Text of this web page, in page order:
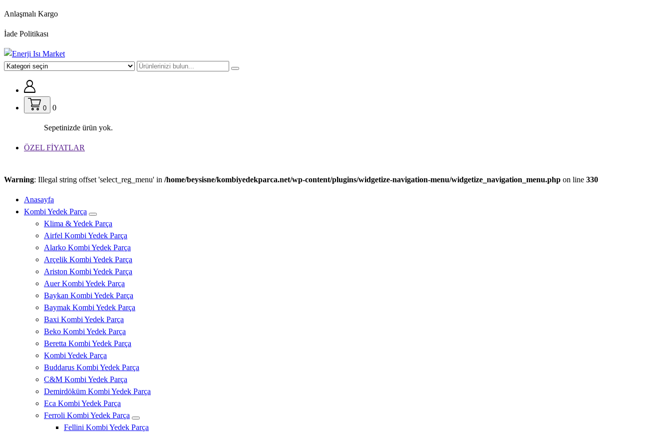
İçeriğe
Anlaşmalı Kargo
İade Politikası
0 0
Sepetinizde ürün yok.
ÖZEL FİYATLAR
Warning: Illegal string offset 'select_reg_menu' in /home/beysisne/kombiyedekparca.net/wp-content/plugins/widgetize-navigation-menu/widgetize_navigation_menu.php on line 330
Anasayfa
Kombi Yedek Parça
Klima & Yedek Parça
Airfel Kombi Yedek Parça
Alarko Kombi Yedek Parça
Arçelik Kombi Yedek Parça
Ariston Kombi Yedek Parça
Auer Kombi Yedek Parça
Baykan Kombi Yedek Parça
Baymak Kombi Yedek Parça
Baxi Kombi Yedek Parça
Beko Kombi Yedek Parça
Beretta Kombi Yedek Parça
Kombi Yedek Parça
Buddarus Kombi Yedek Parça
C&M Kombi Yedek Parça
Demirdöküm Kombi Yedek Parça
Eca Kombi Yedek Parça
Ferroli Kombi Yedek Parça
Fellini Kombi Yedek Parça